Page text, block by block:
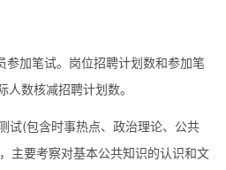
参加笔试。岗位招聘计划数和参加笔
数核减招聘计划数。
试(包含时事热点、政治理论、公共
主要考察对基本公共知识的认识和文